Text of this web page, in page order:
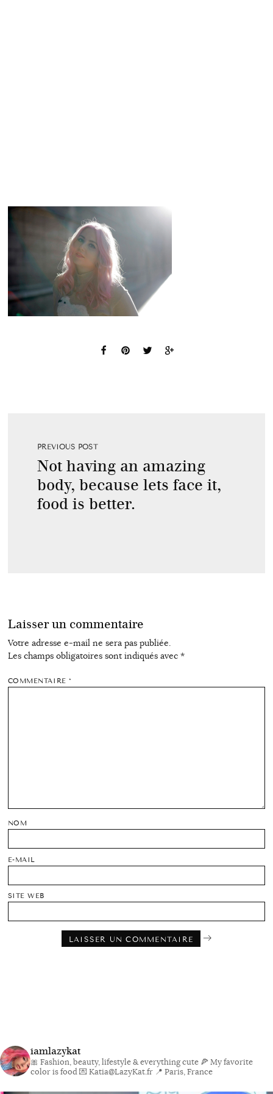
PREVIOUS POST
Not having an amazing
body, because lets face it,
food is better.
Laisser un commentaire
Votre adresse e-mail ne sera pas publiée.
Les champs obligatoires sont indiqués avec *
COMMENTAIRE*
NOM
E-MAIL
SITE WEB
iamlazykat
🎀 Fashion, beauty, lifestyle & everything cute 🍕 My favorite
color is food💌 Katia@LazyKat.fr 📍 Paris, France